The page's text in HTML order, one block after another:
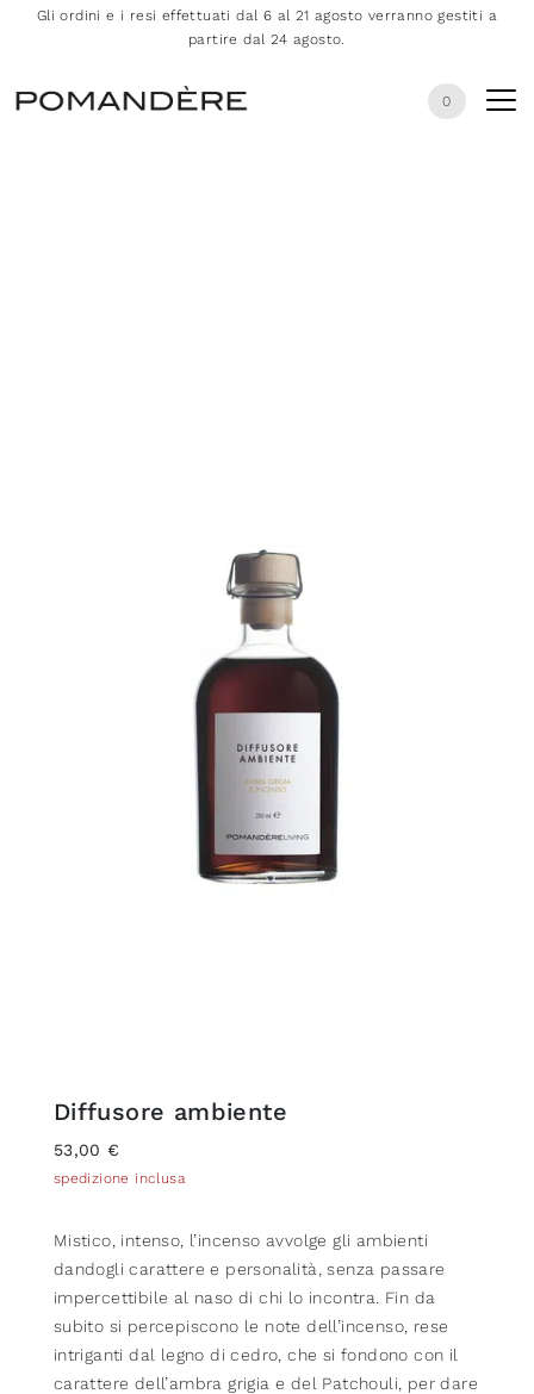
Gli ordini e i resi effettuati dal 6 al 21 agosto verranno gestiti a
partire dal 24 agosto.
0
Diffusore ambiente
53,00 €
spedizione inclusa
Mistico, intenso, l’incenso avvolge gli ambienti
dandogli carattere e personalità, senza passare
impercettibile al naso di chi lo incontra. Fin da
subito si percepiscono le note dell’incenso, rese
intriganti dal legno di cedro, che si fondono con il
carattere dell’ambra grigia e del Patchouli, per dare